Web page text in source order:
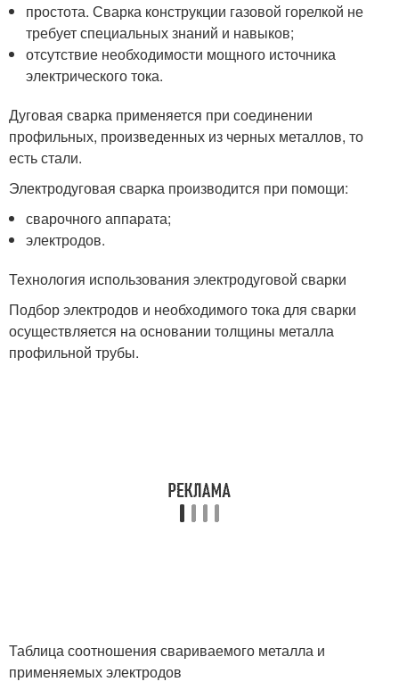
простота. Сварка конструкции газовой горелкой не
требует специальных знаний и навыков;
отсутствие необходимости мощного источника
электрического тока.
Дуговая сварка применяется при соединении
профильных, произведенных из черных металлов, то
есть стали.
Электродуговая сварка производится при помощи:
сварочного аппарата;
электродов.
Технология использования электродуговой сварки
Подбор электродов и необходимого тока для сварки
осуществляется на основании толщины металла
профильной трубы.
Таблица соотношения свариваемого металла и
применяемых электродов